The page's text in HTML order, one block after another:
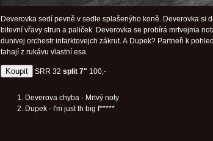
Deverovka sedí pevně v sedle splašenýho koně. Deverovka si
bitevní vřavy strun a paliček. Deverovka se probírá mrtvejma
dunivej orchestr infarktovejch zákrut. A Dupek? Partneři k
tahají z rukávu vlastní esa.
SRR 32 split 7" 100,-
Deverova chyba - Mrtvý noty
Dupek - I'm just th big f*****